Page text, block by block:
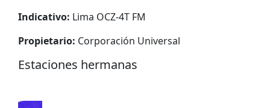
Indicativo: Lima OCZ-4T FM
Propietario: Corporación Universal
Estaciones hermanas